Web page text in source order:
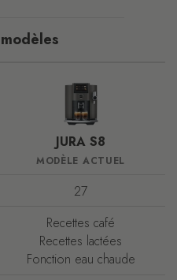
JURA S8
MODÈLE ACTUEL
27
Recettes café
Recettes lactées
Fonction eau chaude